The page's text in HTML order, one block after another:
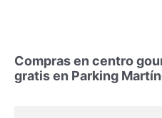
Compras en centro
gratis en Parking